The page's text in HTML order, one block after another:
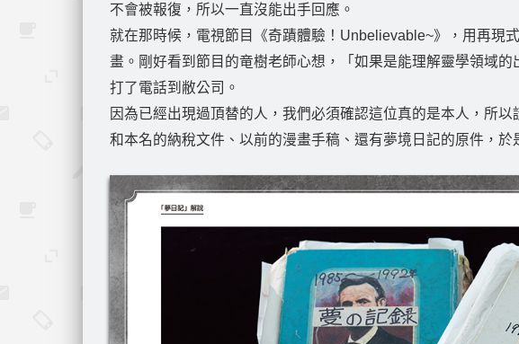
不會被報復，所以一直沒能出手回應。
就在那時候，電視節目《奇蹟體驗！Unbelievable~》，用再現
畫。剛好看到節目的竜樹老師心想，「如果是能理解靈學領域
打了電話到敝公司。
因為已經出現過頂替的人，我們必須確認這位真的是本人，所
和本名的納稅文件、以前的漫畫手稿、還有夢境日記的原件，於